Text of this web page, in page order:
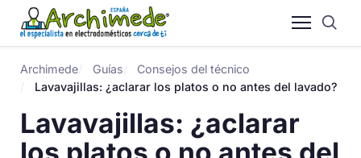
Archimede Guías
Consejos del técnico
Lavavajillas: ¿aclarar los platos o no antes del lavado?
Lavavajillas: ¿aclarar